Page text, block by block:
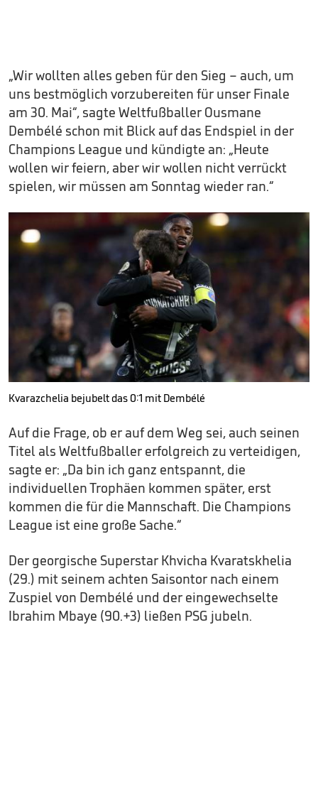
„Wir wollten alles geben für den Sieg – auch, um
uns bestmöglich vorzubereiten für unser Finale
am 30. Mai“, sagte Weltfußballer Ousmane
Dembélé schon mit Blick auf das Endspiel in der
Champions League und kündigte an: „Heute
wollen wir feiern, aber wir wollen nicht verrückt
spielen, wir müssen am Sonntag wieder ran.“
Kvarazchelia bejubelt das 0:1 mit Dembélé
Auf die Frage, ob er auf dem Weg sei, auch seinen
Titel als Weltfußballer erfolgreich zu verteidigen,
sagte er: „Da bin ich ganz entspannt, die
individuellen Trophäen kommen später, erst
kommen die für die Mannschaft. Die Champions
League ist eine große Sache.“
Der georgische Superstar Khvicha Kvaratskhelia
(29.) mit seinem achten Saisontor nach einem
Zuspiel von Dembélé und der eingewechselte
Ibrahim Mbaye (90.+3) ließen PSG jubeln.